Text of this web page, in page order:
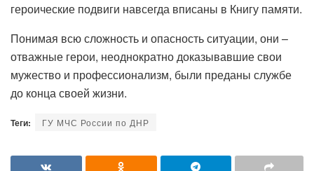
героические подвиги навсегда вписаны в Книгу памяти.
Понимая всю сложность и опасность ситуации, они –
отважные герои, неоднократно доказывавшие свои
мужество и профессионализм, были преданы службе
до конца своей жизни.
Теги: ГУ МЧС России по ДНР